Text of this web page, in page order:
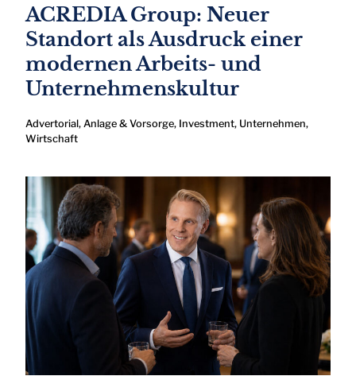
ACREDIA Group: Neuer
Standort als Ausdruck einer
modernen Arbeits- und
Unternehmenskultur
Advertorial, Anlage & Vorsorge, Investment, Unternehmen,
Wirtschaft